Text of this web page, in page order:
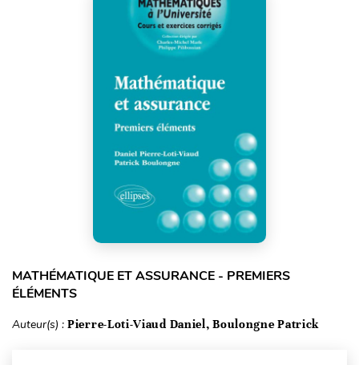
MATHÉMATIQUE ET ASSURANCE - PREMIERS
ÉLÉMENTS
Auteur(s) : Pierre-Loti-Viaud Daniel, Boulongne Patrick